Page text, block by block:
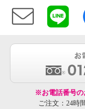
※お電話番号の
ご注文：24時